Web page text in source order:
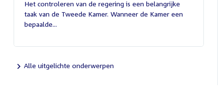
juli
2026
Het controleren van de regering is een belangrijke
taak van de Tweede Kamer. Wanneer de Kamer een
bepaalde...
Alle uitgelichte onderwerpen